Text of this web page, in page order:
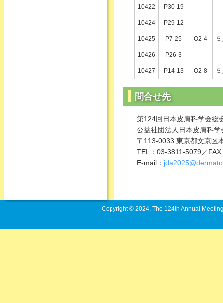
10422 P30-19
10424 P29-12
10425 P7-25 O2-4
10426 P26-3
10427 P14-13 O2-8
問合せ先
第124回日本皮膚科学会
公益社団法人日本皮膚科
〒113-0033 東京都文京区
TEL：03-3811-5079／
E-mail：
Copyright © 2024, The 124th Annual